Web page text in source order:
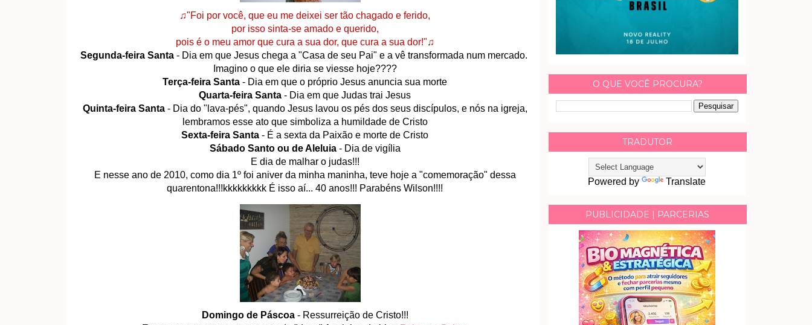
♫"Foi por você, que eu me deixei ser tão chagado e ferido,
por isso sinta-se amado e querido,
pois é o meu amor que cura a sua dor, que cura a sua dor!"♫
Segunda-feira Santa- Dia em que Jesus chega a "Casa de seu Pai" e a vê transformada num mercado.
Imagino o que ele diria se viesse hoje????
Terça-feira Santa - Dia em que o próprio Jesus anuncia sua morte
Quarta-feira Santa - Dia em que Judas trai Jesus
Quinta-feira Santa- Dia do "lava-pés", quando Jesus lavou os pés dos seus discípulos, e nós na igreja,
lembramos esse ato que simboliza a humildade de Cristo
Sexta-feira Santa - É a sexta da Paixão e morte de Cristo
Sábado Santo ou de Aleluia- Dia de vigília
E dia de malhar o judas!!!
E nesse ano de 2010, como dia 1º foi aniver da minha maninha, teve hoje a "comemoração" dessa
quarentona!!!kkkkkkkkk É isso aí... 40 anos!!! Parabéns Wilson!!!!
Domingo de Páscoa- Ressurreição de Cristo!!!
O QUE VOCÊ PROCURA?
TRADUTOR
Powered by Translate
PUBLICIDADE | PARCERIAS